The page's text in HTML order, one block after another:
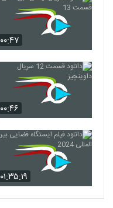
۰۰:۴۷
۰۰:۴۶
۰۱:۳۵:۱۹